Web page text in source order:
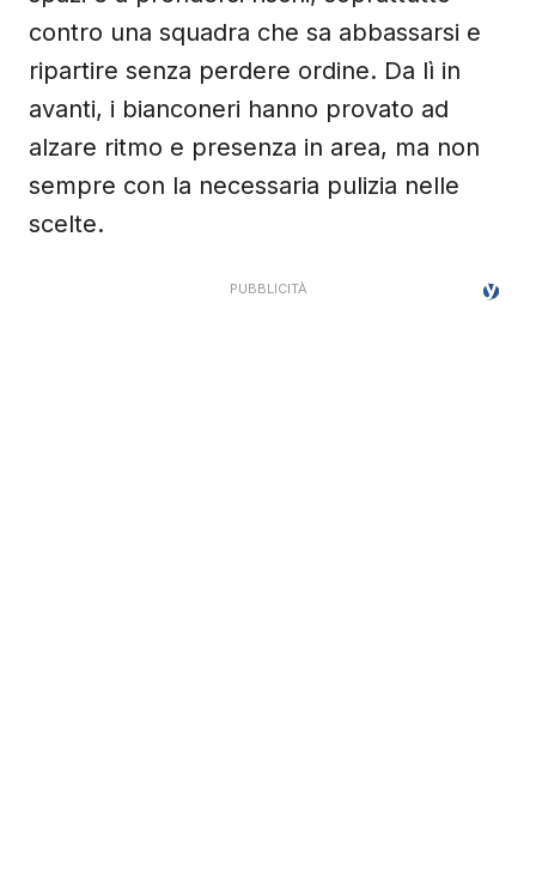
contro una squadra che sa abbassarsi e
ripartire senza perdere ordine. Da lì in
avanti, i bianconeri hanno provato ad
alzare ritmo e presenza in area, ma non
sempre con la necessaria pulizia nelle
scelte.